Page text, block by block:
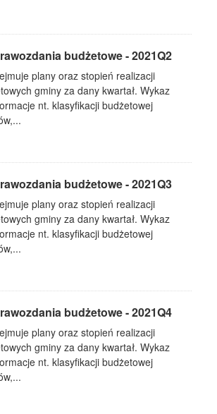
budżetowe - 2021Q2
plany oraz stopień realizacji
gminy za dany kwartał. Wykaz
nt. klasyfikacji budżetowej
budżetowe - 2021Q3
plany oraz stopień realizacji
gminy za dany kwartał. Wykaz
nt. klasyfikacji budżetowej
budżetowe - 2021Q4
plany oraz stopień realizacji
gminy za dany kwartał. Wykaz
nt. klasyfikacji budżetowej